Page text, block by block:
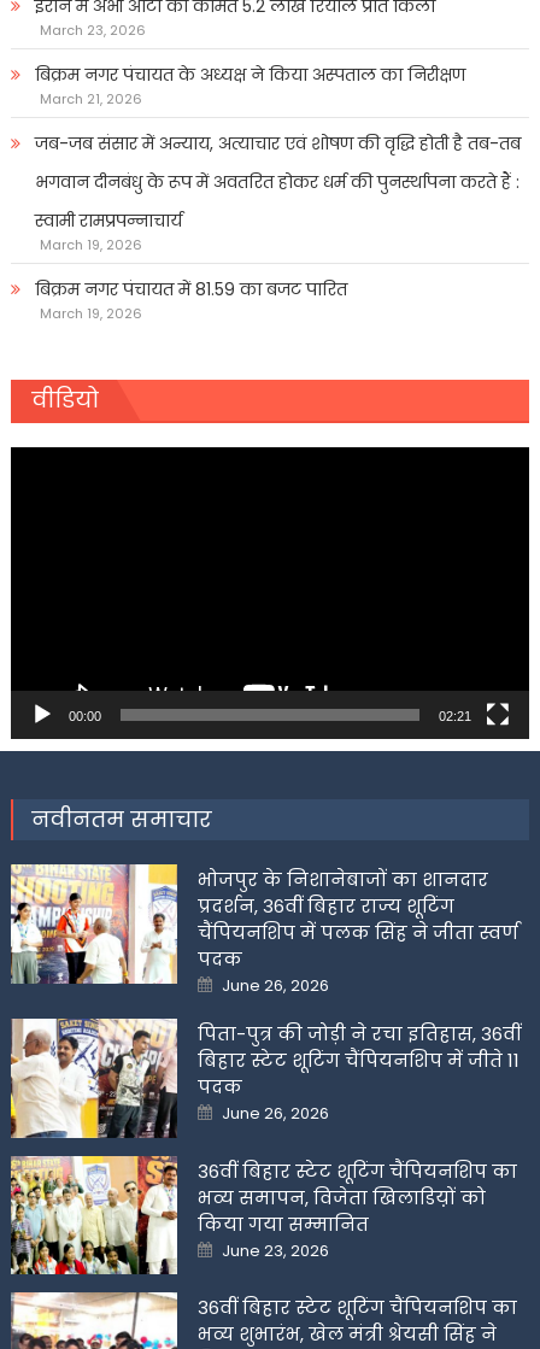
ईरान में अभी आटा की कीमत 5.2 लाख रियाल प्रति किलो
March 23, 2026
बिक्रम नगर पंचायत के अध्यक्ष ने किया अस्पताल का निरीक्षण
March 21, 2026
जब-जब संसार में अन्याय, अत्याचार एवं शोषण की वृद्धि होती है तब-तब
भगवान दीनबंधु के रूप में अवतरित होकर धर्म की पुनर्स्थापना करते हैं :
स्वामी रामप्रपन्नाचार्य
March 19, 2026
बिक्रम नगर पंचायत में 81.59 का बजट पारित
March 19, 2026
वीडियो
00:00 02:21
नवीनतम समाचार
भोजपुर के निशानेबाजों का शानदार
प्रदर्शन, 36वीं बिहार राज्य शूटिंग
चैंपियनशिप में पलक सिंह ने जीता स्वर्ण
पदक
Posted
on
June 26, 2026
पिता-पुत्र की जोड़ी ने रचा इतिहास, 36वीं
बिहार स्टेट शूटिंग चैंपियनशिप में जीते 11
पदक
Posted
on
June 26, 2026
36वीं बिहार स्टेट शूटिंग चैंपियनशिप का
भव्य समापन, विजेता खिलाडिय़ों को
किया गया सम्मानित
Posted
on
June 23, 2026
36वीं बिहार स्टेट शूटिंग चैंपियनशिप का
भव्य शुभारंभ, खेल मंत्री श्रेयसी सिंह ने